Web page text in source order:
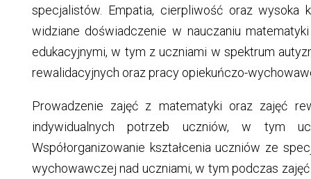
specjalistów. Empatia, cierpliwość oraz
widziane doświadczenie w nauczaniu
edukacyjnymi, w tym z uczniami w spektrum
rewalidacyjnych oraz pracy opiekuńczo-
Prowadzenie zajęć z matematyki oraz zajęć
indywidualnych potrzeb uczniów, w tym
Współorganizowanie kształcenia uczniów ze
wychowawczej nad uczniami, w tym podczas